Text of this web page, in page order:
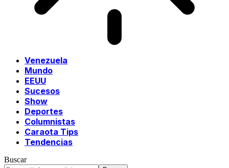
Venezuela
Mundo
EEUU
Sucesos
Show
Deportes
Columnistas
Caraota Tips
Tendencias
Buscar